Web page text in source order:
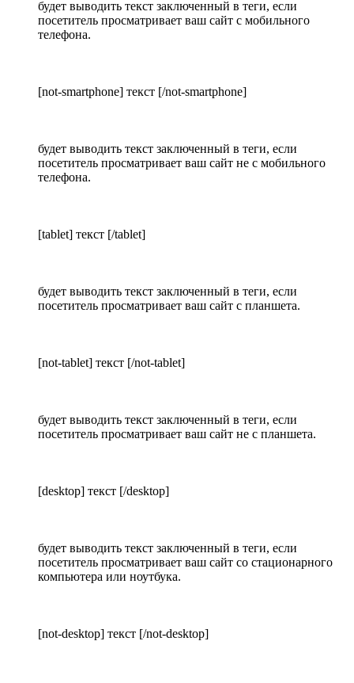
будет выводить текст заключенный в теги, если
посетитель просматривает ваш сайт с мобильного
телефона.
[not-smartphone] текст [/not-smartphone]
будет выводить текст заключенный в теги, если
посетитель просматривает ваш сайт не с мобильного
телефона.
[tablet] текст [/tablet]
будет выводить текст заключенный в теги, если
посетитель просматривает ваш сайт с планшета.
[not-tablet] текст [/not-tablet]
будет выводить текст заключенный в теги, если
посетитель просматривает ваш сайт не с планшета.
[desktop] текст [/desktop]
будет выводить текст заключенный в теги, если
посетитель просматривает ваш сайт со стационарного
компьютера или ноутбука.
[not-desktop] текст [/not-desktop]